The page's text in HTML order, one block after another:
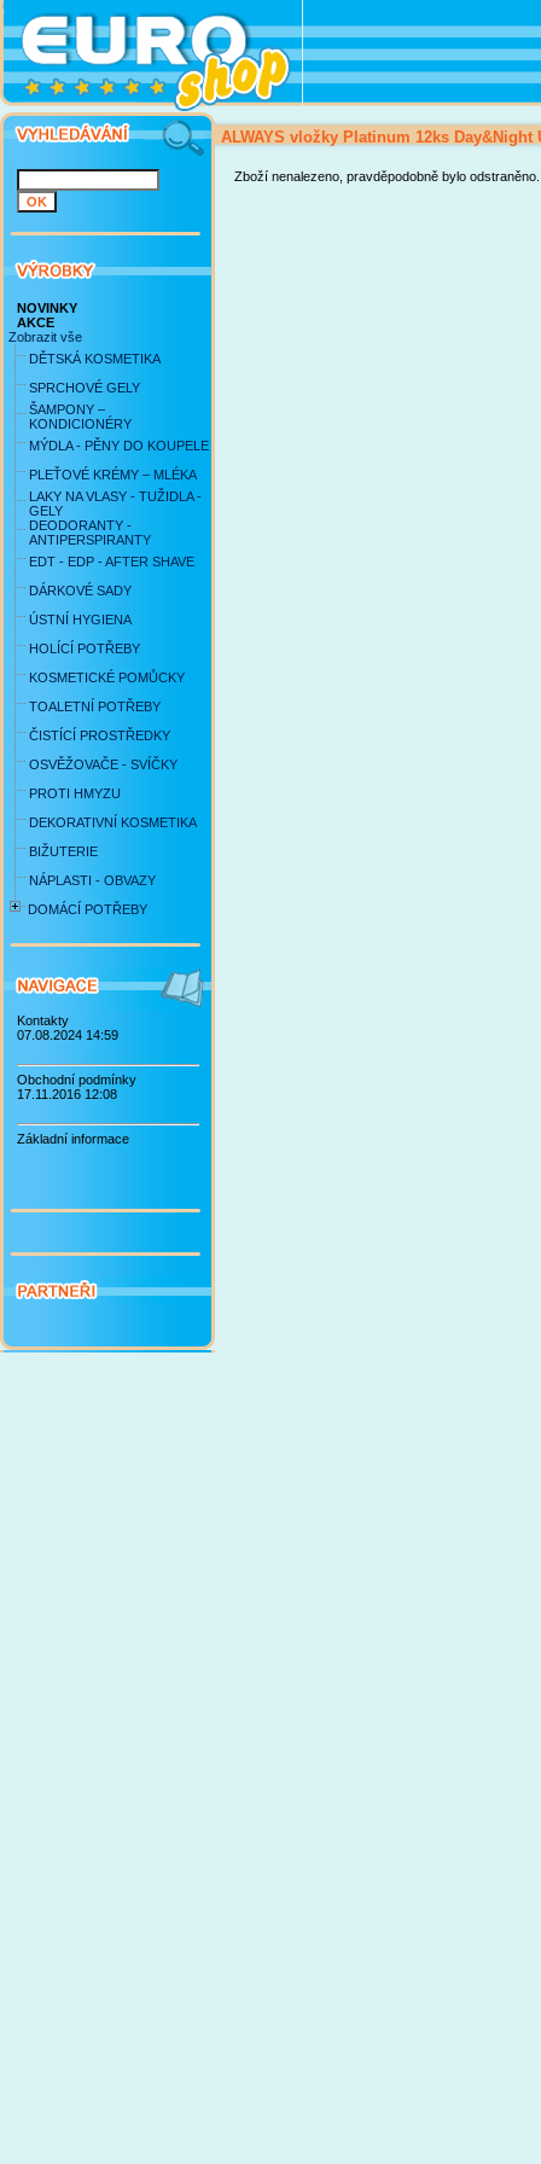
NOVINKY
AKCE
Zobrazit vše
DĚTSKÁ KOSMETIKA
SPRCHOVÉ GELY
ŠAMPONY –
KONDICIONÉRY
MÝDLA - PĚNY DO KOUPELE
PLEŤOVÉ KRÉMY – MLÉKA
LAKY NA VLASY - TUŽIDLA -
GELY
DEODORANTY -
ANTIPERSPIRANTY
EDT - EDP - AFTER SHAVE
DÁRKOVÉ SADY
ÚSTNÍ HYGIENA
HOLÍCÍ POTŘEBY
KOSMETICKÉ POMŮCKY
TOALETNÍ POTŘEBY
ČISTÍCÍ PROSTŘEDKY
OSVĚŽOVAČE - SVÍČKY
PROTI HMYZU
DEKORATIVNÍ KOSMETIKA
BIŽUTERIE
NÁPLASTI - OBVAZY
DOMÁCÍ POTŘEBY
Kontakty
07.08.2024 14:59
Obchodní podmínky
17.11.2016 12:08
Základní informace
ALWAYS vložky Platinum 12ks Day&Night
Zboží nenalezeno, pravděpodobně bylo odstraněno.